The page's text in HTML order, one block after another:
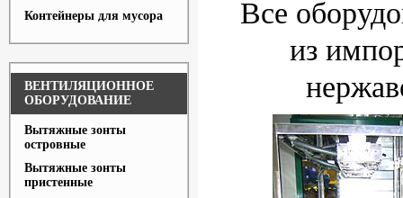
Контейнеры для мусора
ВЕНТИЛЯЦИОННОЕ
ОБОРУДОВАНИЕ
Вытяжные зонты
островные
Вытяжные зонты
пристенные
Все
из